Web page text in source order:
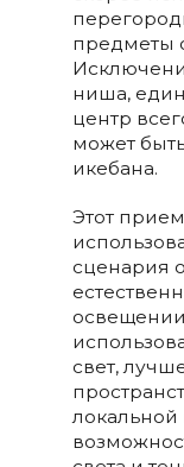
предметы
ниша,
центр
может
икебана.
Этот
сценария
свет,
локальной